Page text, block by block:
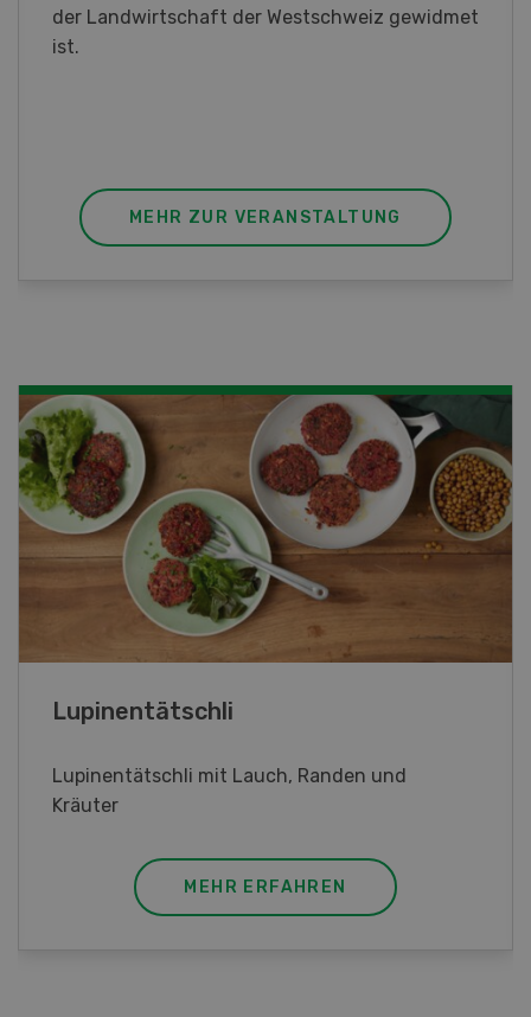
interessieren Sie sich für das Thema? In
diesem Fall ist unser FBA-Weiterbildungskurs
MEHR ZUR VERANSTALTUNG
Frühlingsrollen
Frühlingsrollen mit Poulet
MEHR ERFAHREN